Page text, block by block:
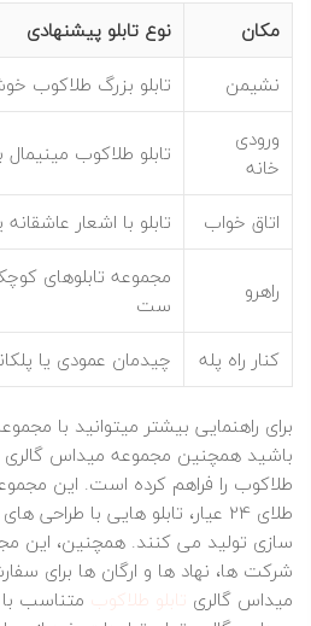
مکان
نوع تابلو پیشنهادی
نشیمن
تابلو بزرگ طلاکوب
ورودی
خانه
تابلو طلاکوب
اتاق خواب تابلو با اشعار
راهرو
مجموعه تابلوهای
ست
کنار راه پله
چیدمان عمودی یا
برای راهنمایی بیشتر میتوانید با
باشید همچنین مجموعه میداس گالری
طلاکوب را فراهم کرده است. این
طلای 24 عیار، تابلو هایی با
سازی تولید می‌ کنند. همچنین، این
شرکت‌ ها، نهاد ها و ارگان‌ ها برای
میداس گالری تابلو طلاکوب متناسب